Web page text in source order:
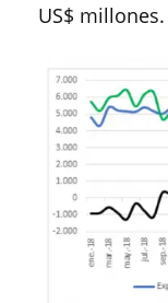
US$ millones.